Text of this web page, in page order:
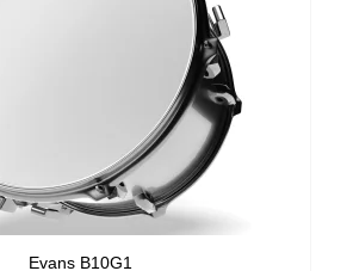
Evans B10G1